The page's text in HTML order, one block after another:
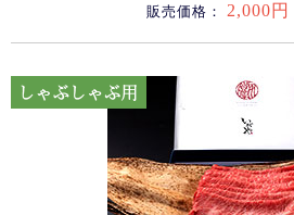
販売価格： 2,000円